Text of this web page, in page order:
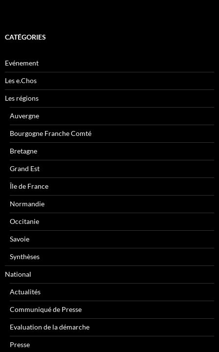
CATÉGORIES
Evénement
Les e.Chos
Les régions
Auvergne
Bourgogne Franche Comté
Bretagne
Grand Est
Île de France
Normandie
Occitanie
Savoie
Synthèses
National
Actualités
Communiqué de Presse
Evaluation de la démarche
Presse